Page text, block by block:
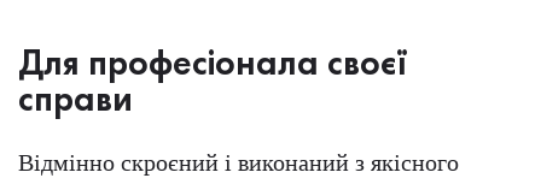
Для професіонала своєї
справи
Відмінно скроєний і виконаний з якісного